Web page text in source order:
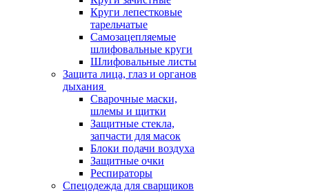
Круги лепестковые
тарельчатые
Самозацепляемые
шлифовальные круги
Шлифовальные листы
Защита лица, глаз и органов
дыхания
Сварочные маски,
шлемы и щитки
Защитные стекла,
запчасти для масок
Блоки подачи воздуха
Защитные очки
Респираторы
Спецодежда для сварщиков